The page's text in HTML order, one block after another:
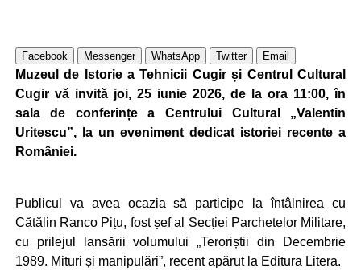
Facebook Messenger WhatsApp Twitter Email
Muzeul de Istorie a Tehnicii Cugir și Centrul Cultural
Cugir vă invită joi, 25 iunie 2026, de la ora 11:00, în
sala de conferințe a Centrului Cultural „Valentin
Uritescu”, la un eveniment dedicat istoriei recente a
României.
Publicul va avea ocazia să participe la întâlnirea cu
Cătălin Ranco Pițu, fost șef al Secției Parchetelor Militare,
cu prilejul lansării volumului „Teroriștii din Decembrie
1989. Mituri și manipulări”, recent apărut la Editura Litera.